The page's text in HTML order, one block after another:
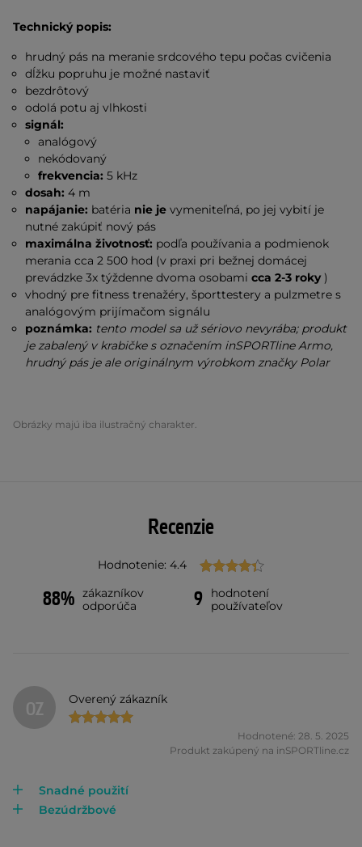
Technický popis:
hrudný pás na meranie srdcového tepu počas cvičenia
dĺžku popruhu je možné nastaviť
bezdrôtový
odolá potu aj vlhkosti
signál:
analógový
nekódovaný
frekvencia: 5 kHz
dosah: 4 m
napájanie: batéria nie jevymeniteľná, po jej vybití je
nutné zakúpiť nový pás
maximálna životnosť: podľa používania a podmienok
merania cca 2 500 hod (v praxi pri bežnej domácej
prevádzke 3x týždenne dvoma osobamicca 2-3 roky)
vhodný pre fitness trenažéry, športtestery a pulzmetre s
analógovým prijímačom signálu
poznámka: tento model sa už sériovo nevyrába; produkt
je zabalený v krabičke s označením inSPORTline Armo,
hrudný pás je ale originálnym výrobkom značky Polar
Obrázky majú iba ilustračný charakter.
Recenzie
Hodnotenie: 4.4
88% zákazníkov
odporúča
9
hodnotení
používateľov
OZ Overený zákazník
Hodnotené: 28. 5. 2025
Produkt zakúpený na inSPORTline.cz
Snadné použití
Bezúdržbové